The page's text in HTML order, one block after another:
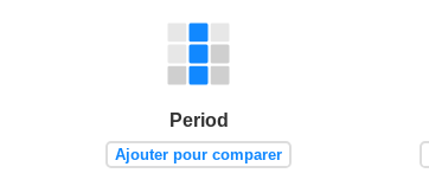
Period
Ajouter pour comparer